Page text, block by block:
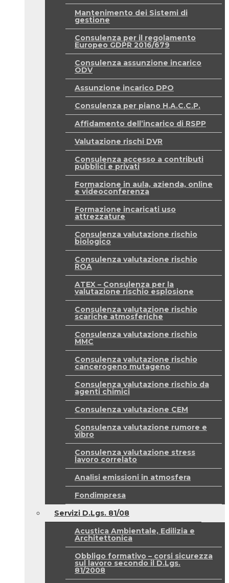
Mantenimento dei Sistemi di
gestione
Consulenza per il regolamento
Europeo GDPR 2016/679
Consulenza assunzione incarico
ODV
Assunzione incarico DPO
Consulenza per piano H.A.C.C.P.
Affidamento dell’incarico di RSPP
Valutazione rischi DVR
Consulenza accesso a contributi
pubblici e privati
Formazione in aula, azienda, online
e videoconferenza
Formazione incaricati uso
attrezzature
Consulenza valutazione rischio
biologico
Consulenza valutazione rischio
ROA
ATEX – Consulenza per la
valutazione rischio esplosione
Consulenza valutazione rischio
scariche atmosferiche
Consulenza valutazione rischio
MMC
Consulenza valutazione rischio
cancerogeno mutageno
Consulenza valutazione rischio da
agenti chimici
Consulenza valutazione CEM
Consulenza valutazione rumore e
vibro
Consulenza valutazione stress
lavoro correlato
Analisi emissioni in atmosfera
Fondimpresa
Servizi D.Lgs. 81/08
Acustica Ambientale, Edilizia e
Architettonica
Obbligo formativo – corsi sicurezza
sul lavoro secondo il D.Lgs.
81/2008